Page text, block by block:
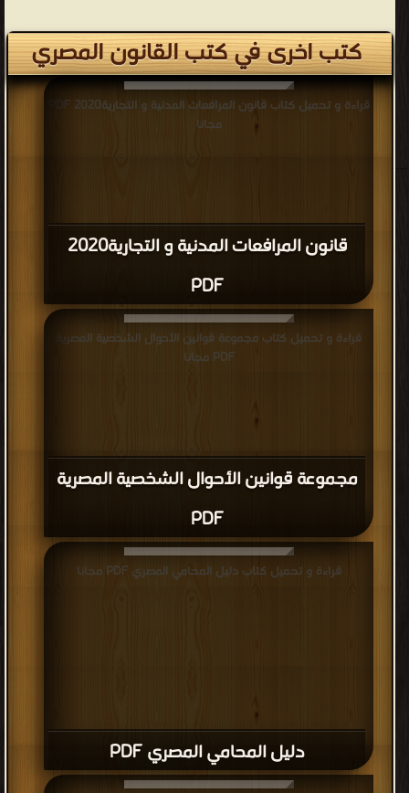
كتب اخرى في كتب القانون المصري
قانون المرافعات المدنية و التجارية2020
PDF
قراءة و تحميل كتاب قانون المرافعات المدنية و التجارية2020 PDF
مجانا
مجموعة قوانين الأحوال الشخصية المصرية
PDF
قراءة و تحميل كتاب مجموعة قوانين الأحوال الشخصية المصرية
PDF مجانا
دليل المحامي المصري PDF
قراءة و تحميل كتاب دليل المحامي المصري PDF مجانا